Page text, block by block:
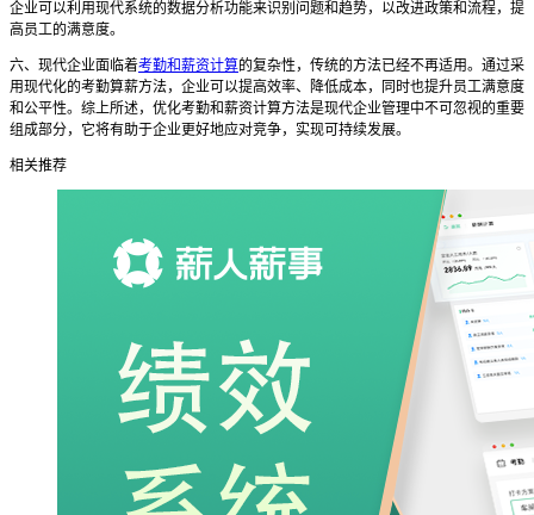
企业可以利用现代系统的数据分析功能来识别问题和趋势，以改进政策和流程，提
高员工的满意度。
六、现代企业面临着考勤和薪资计算的复杂性，传统的方法已经不再适用。通过采
用现代化的考勤算薪方法，企业可以提高效率、降低成本，同时也提升员工满意度
和公平性。综上所述，优化考勤和薪资计算方法是现代企业管理中不可忽视的重要
组成部分，它将有助于企业更好地应对竞争，实现可持续发展。
相关推荐